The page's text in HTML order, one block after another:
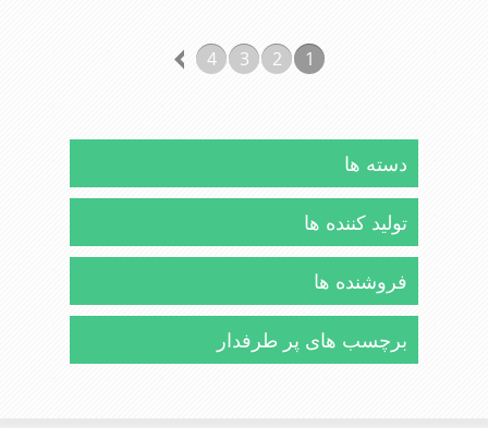
ومناسب افرادخوش پوش جنس
عالی,دوخت مناسب,سبکی,خوش فرمی
1
2
3
4
دسته ها
تولید کننده ها
فروشنده ها
برچسب های پر طرفدار